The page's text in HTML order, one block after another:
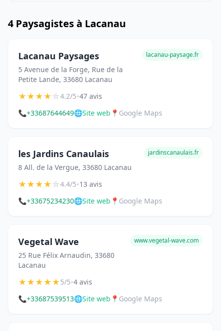
4 Paysagistes à Lacanau
Lacanau Paysages
5 Avenue de la Forge, Rue de la
Petite Lande, 33680 Lacanau
lacanau-paysage.fr
★★★★☆4.2/5•47 avis
📞+33687644649🌐Site web 📍 Google Maps
les Jardins Canaulais
8 All. de la Vergue, 33680 Lacanau
jardinscanaulais.fr
★★★★☆4.4/5•13 avis
📞+33675234230🌐Site web 📍 Google Maps
Vegetal Wave
25 Rue Félix Arnaudin, 33680
Lacanau
www.vegetal-wave.com
★★★★★5/5•4 avis
📞+33687539513🌐Site web 📍 Google Maps